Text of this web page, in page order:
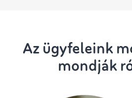
Az ügyfeleink
mondják